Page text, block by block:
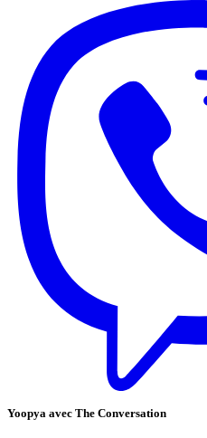
Yoopya avec The Conversation